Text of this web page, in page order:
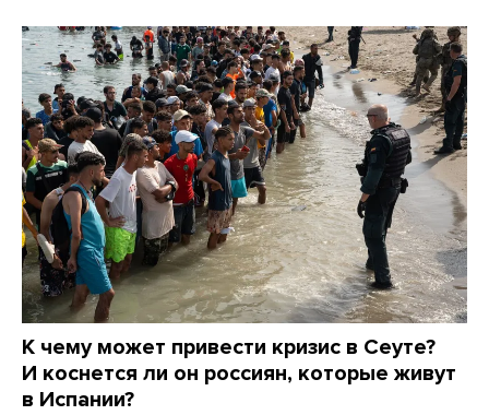
К чему может привести кризис в Сеуте?
И коснется ли он россиян, которые живут
в Испании?